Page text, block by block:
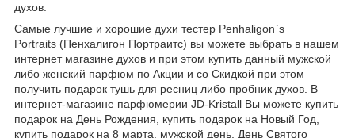
духов.
Самые лучшие и хорошие духи тестер Penhaligon`s
Portraits (Пенхалигон Портраитс) вы можете выбрать в нашем
интернет магазине духов и при этом купить данный мужской
либо женский парфюм по Акции и со Скидкой при этом
получить подарок тушь для ресниц либо пробник духов. В
интернет-магазине парфюмерии JD-Kristall Вы можете купить
подарок на День Рождения, купить подарок на Новый Год,
купить подарок на 8 марта, мужской день, День Святого